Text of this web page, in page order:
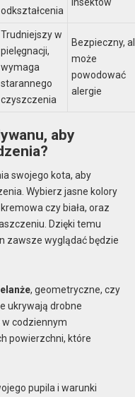
odkształcenia
insektów
Trudniejszy w
pielęgnacji,
wymaga
starannego
czyszczenia
Bezpieczny,
może
powodować
alergie
aby
swojego kota, aby
Wybierz jasne kolory
czy biała, oraz
Dzięki temu
zawsze wyglądać będzie
, geometryczne, czy
ukrywają drobne
w codziennym
powierzchni, które
pupila i warunki